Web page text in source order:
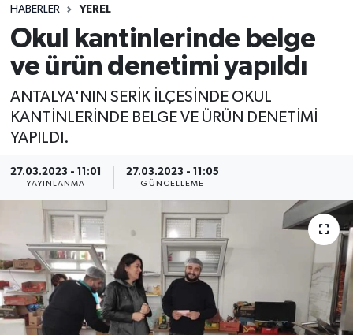
HABERLER YEREL
Okul kantinlerinde belge
ve ürün denetimi yapıldı
ANTALYA'NIN SERİK İLÇESİNDE OKUL
KANTİNLERİNDE BELGE VE ÜRÜN DENETİMİ
YAPILDI.
27.03.2023 - 11:01
YAYINLANMA
27.03.2023 - 11:05
GÜNCELLEME